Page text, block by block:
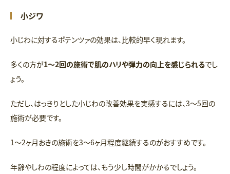
小ジワ
小じわに対するポテンツァの効果は、比較的早く現れます。
多くの方が1〜2回の施術で肌のハリや弾力の向上を感じられるでし
ょう。
ただし、はっきりとした小じわの改善効果を実感するには、3〜5回の
施術が必要です。
1〜2ヶ月おきの施術を3〜6ヶ月程度継続するのがおすすめです。
年齢やしわの程度によっては、もう少し時間がかかるでしょう。